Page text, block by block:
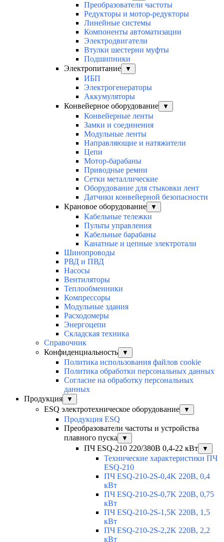
Преобразователи частоты
Редукторы и мотор-редукторы
Линейные системы
Компоненты автоматизации
Электродвигатели
Втулки шестерни муфты
Подшипники
Электропитание
▼
ИБП
Электрогенераторы
Аккумуляторы
Конвейерное оборудование
▼
Конвейерные ленты
Замки и соединения
Модульные ленты
Направляющие и натяжители
Цепи
Мотор-барабаны
Приводные ремни
Сетки металлические
Оборудование для стыковки лент
Датчики конвейерной безопасности
Крановое оборудование
▼
Кабельные тележки
Пульты управления
Кабельные барабаны
Канатные и цепные электротали
Шинопроводы
РВД и ПВД
Насосы
Вентиляторы
Теплообменники
Компрессоры
Модульные здания
Расходомеры
Энергоцепи
Складская техника
Справочник
Конфиденциальность
▼
Политика использования файлов cookie
Политика обработки персональных данных
Согласие на обработку персональных
данных
Продукция
▼
ESQ электротехническое оборудование ▼
Продукция ESQ
Преобразователи частоты и устройства
плавного пуска
▼
ПЧ ESQ-210 220/380В 0,4-22 кВт ▼
Технические характеристики ПЧ
ESQ-210
ПЧ ESQ-210-2S-0,4K 220В, 0,4
кВт
ПЧ ESQ-210-2S-0,7K 220В, 0,75
кВт
ПЧ ESQ-210-2S-1,5K 220В, 1,5
кВт
ПЧ ESQ-210-2S-2,2K 220В, 2,2
кВт